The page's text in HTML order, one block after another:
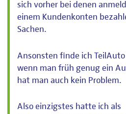
sich vorher bei denen
einem Kundenkonten
Sachen.
Ansonsten finde ich
wenn man früh genug ein
hat man auch kein Problem.
Also einzigstes hatte ich als